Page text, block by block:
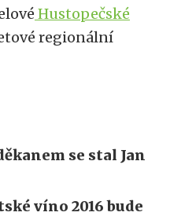
Hustopečské
regionální
se stal Jan
víno 2016 bude